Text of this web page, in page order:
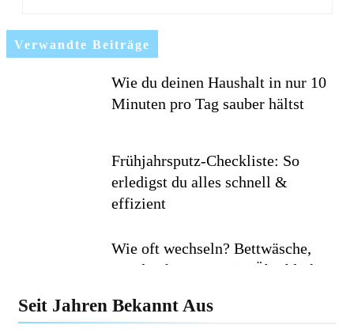
Verwandte Beiträge
Wie du deinen Haushalt in nur 10
Minuten pro Tag sauber hältst
Frühjahrsputz-Checkliste: So
erledigst du alles schnell &
effizient
Wie oft wechseln? Bettwäsche,
Handtücher & Co. im Überblick
Minimalismus im Haushalt: Wie
Seit Jahren Bekannt Aus